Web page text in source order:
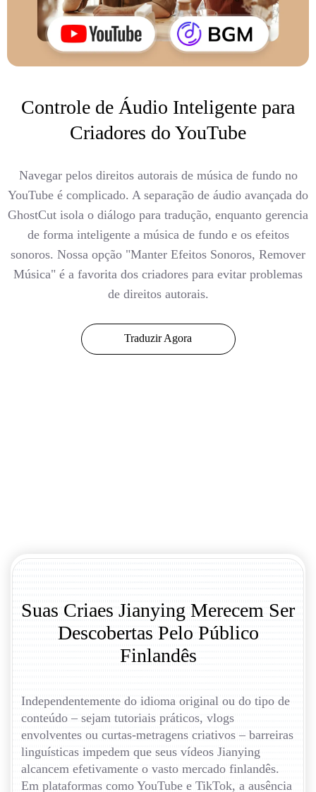
Controle de Áudio Inteligente para
Criadores do YouTube
Navegar pelos direitos autorais de música de fundo no
YouTube é complicado. A separação de áudio avançada do
GhostCut isola o diálogo para tradução, enquanto gerencia
de forma inteligente a música de fundo e os efeitos
sonoros. Nossa opção "Manter Efeitos Sonoros, Remover
Música" é a favorita dos criadores para evitar problemas
de direitos autorais.
Traduzir Agora
Suas Criaes Jianying Merecem Ser
Descobertas Pelo Público
Finlandês
Independentemente do idioma original ou do tipo de
conteúdo – sejam tutoriais práticos, vlogs
envolventes ou curtas-metragens criativos – barreiras
linguísticas impedem que seus vídeos Jianying
alcancem efetivamente o vasto mercado finlandês.
Em plataformas como YouTube e TikTok, a ausência